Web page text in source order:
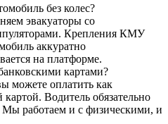
без колес?
эвакуаторы со
Крепления КМУ
аккуратно
на платформе.
картами?
можете оплатить как
Водитель обязательно
Мы работаем и с физическими, и